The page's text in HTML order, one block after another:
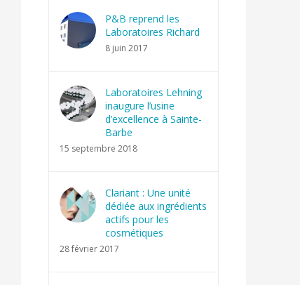
P&B reprend les
Laboratoires Richard
8 juin 2017
Laboratoires Lehning
inaugure l’usine
d’excellence à Sainte-
Barbe
15 septembre 2018
Clariant : Une unité
dédiée aux ingrédients
actifs pour les
cosmétiques
28 février 2017